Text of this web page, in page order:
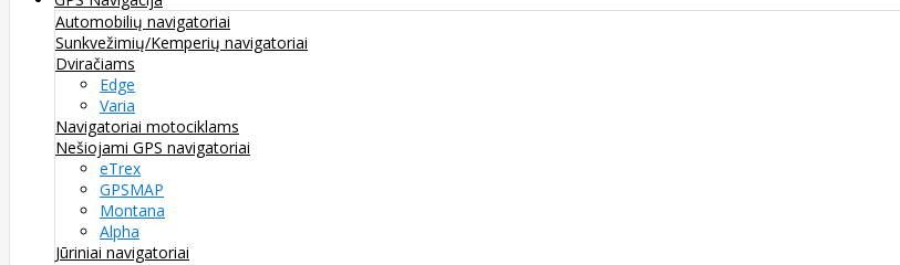
Automobilių navigatoriai
Sunkvežimių/Kemperių navigatoriai
Dviračiams
Edge
Varia
Navigatoriai motociklams
Nešiojami GPS navigatoriai
eTrex
GPSMAP
Montana
Alpha
Jūriniai navigatoriai